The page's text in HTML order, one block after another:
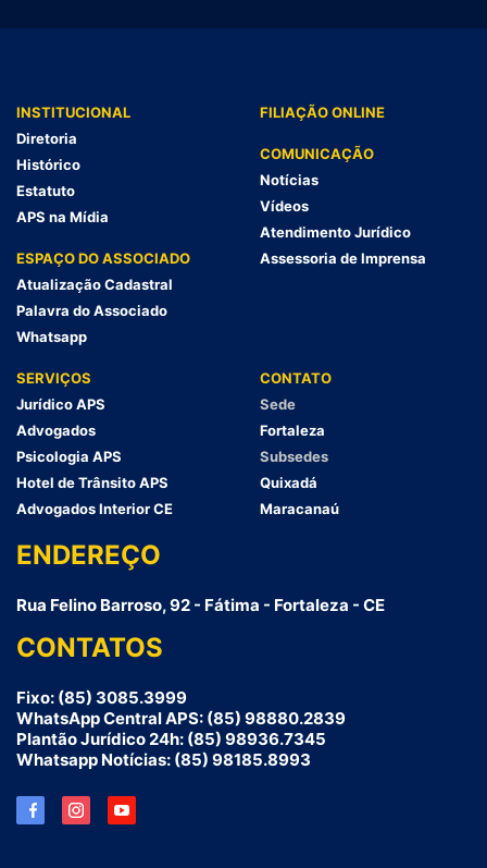
INSTITUCIONAL
Diretoria
Histórico
Estatuto
APS na Mídia
ESPAÇO DO ASSOCIADO
Atualização Cadastral
Palavra do Associado
Whatsapp
FILIAÇÃO ONLINE
COMUNICAÇÃO
Notícias
Vídeos
Atendimento Jurídico
Assessoria de Imprensa
SERVIÇOS
Jurídico APS
Advogados
Psicologia APS
Hotel de Trânsito APS
Advogados Interior CE
CONTATO
Sede
Fortaleza
Subsedes
Quixadá
Maracanaú
ENDEREÇO
Rua Felino Barroso, 92 - Fátima - Fortaleza - CE
CONTATOS
Fixo: (85) 3085.3999
WhatsApp Central APS: (85) 98880.2839
Plantão Jurídico 24h: (85) 98936.7345
Whatsapp Notícias: (85) 98185.8993